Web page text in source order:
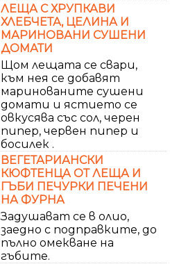
ЛЕЩА С ХРУПКАВИ
ХЛЕБЧЕТА, ЦЕЛИНА И
МАРИНОВАНИ СУШЕНИ
ДОМАТИ
Щом лещата се свари,
към нея се добавят
маринованите сушени
домати и ястието се
овкусява със сол, черен
пипер, червен пипер и
босилек .
ВЕГЕТАРИАНСКИ
КЮФТЕНЦА ОТ ЛЕЩА И
ГЪБИ ПЕЧУРКИ ПЕЧЕНИ
НА ФУРНА
Задушават се в олио,
заедно с подправките, до
пълно омекване на
гъбите.